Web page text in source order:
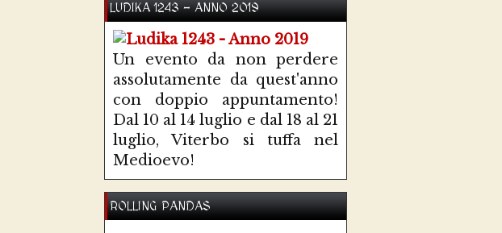
LUDIKA 1243 - ANNO 2019
Un evento da non perdere
assolutamente da quest'anno
con doppio appuntamento!
Dal 10 al 14 luglio e dal 18 al 21
luglio, Viterbo si tuffa nel
Medioevo!
ROLLING PANDAS